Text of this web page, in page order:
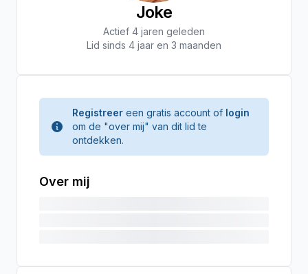
Joke
Actief 4 jaren geleden
Lid sinds 4 jaar en 3 maanden
Registreer een gratis account of login
om de "over mij" van dit lid te
ontdekken.
Over mij